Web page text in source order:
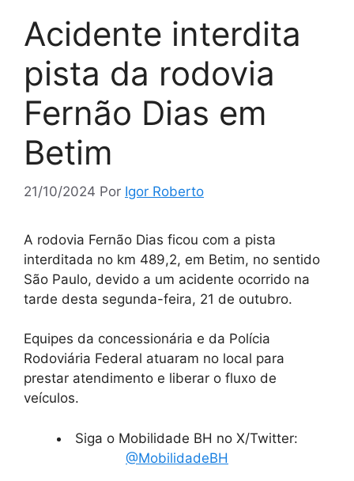
Acidente interdita
pista da rodovia
Fernão Dias em
Betim
21/10/2024 Por Igor Roberto
A rodovia Fernão Dias ficou com a pista
interditada no km 489,2, em Betim, no sentido
São Paulo, devido a um acidente ocorrido na
tarde desta segunda-feira, 21 de outubro.
Equipes da concessionária e da Polícia
Rodoviária Federal atuaram no local para
prestar atendimento e liberar o fluxo de
veículos.
Siga o Mobilidade BH no X/Twitter:
@MobilidadeBH